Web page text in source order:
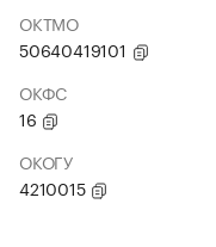
ОКТМО
50640419101
ОКФС
16
ОКОГУ
4210015